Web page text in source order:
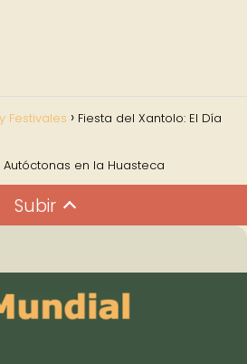
Festivales Fiesta del Xantolo: El Día
en la Huasteca
Subir